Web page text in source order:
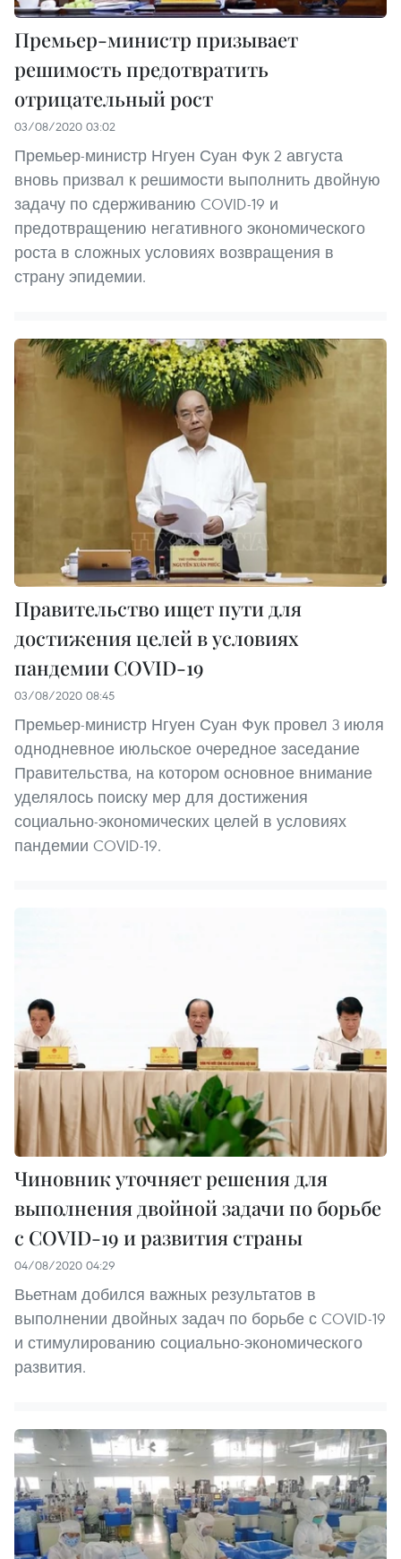
Премьер-министр призывает
решимость предотвратить
отрицательный рост
03/08/2020 03:02
Премьер-министр Нгуен Суан Фук 2 августа
вновь призвал к решимости выполнить двойную
задачу по сдерживанию COVID-19 и
предотвращению негативного экономического
роста в сложных условиях возвращения в
страну эпидемии.
Правительство ищет пути для
достижения целей в условиях
пандемии COVID-19
03/08/2020 08:45
Премьер-министр Нгуен Суан Фук провел 3 июля
однодневное июльское очередное заседание
Правительства, на котором основное внимание
уделялось поиску мер для достижения
социально-экономических целей в условиях
пандемии COVID-19.
Чиновник уточняет решения для
выполнения двойной задачи по борьбе
с COVID-19 и развития страны
04/08/2020 04:29
Вьетнам добился важных результатов в
выполнении двойных задач по борьбе с COVID-19
и стимулированию социально-экономического
развития.